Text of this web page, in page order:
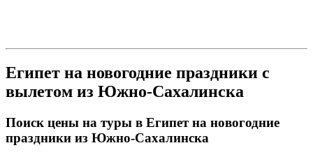
Египет на новогодние праздники с
вылетом из Южно-Сахалинска
Поиск цены на туры в Египет на новогодние
праздники из Южно-Сахалинска